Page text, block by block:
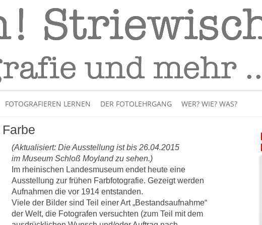
– Fotografieren lernen
zur Fotografie
to
FOTOGRAFIEREN LERNEN DER FOTOLEHRGANG WER? WIE? WAS?
VIDEOS UND LEHRFILME
(Aktualisiert: Die Ausstellung ist bis 26.04.2015
im Museum Schloß Moyland zu sehen.)
Im rheinischen Landesmuseum endet heute eine
Ausstellung zur frühen Farbfotografie. Gezeigt werden
Aufnahmen die vor 1914 entstanden.
Viele der Bilder sind Teil einer Art „Bestandsaufnahme“
der Welt, die Fotografen versuchten (zum Teil mit dem